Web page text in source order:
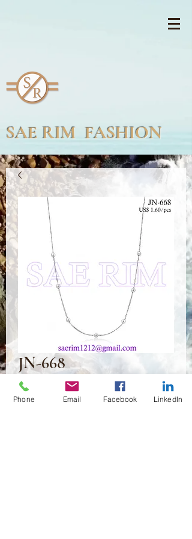
SAE RIM FASHION
JN-668
1,60 $ Preis
Phone Email Facebook LinkedIn